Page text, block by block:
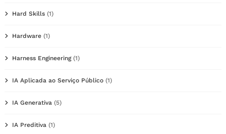
Hard Skills (1)
Hardware (1)
Harness Engineering(1)
IA Aplicada ao Serviço Público (1)
IA Generativa (5)
IA Preditiva (1)